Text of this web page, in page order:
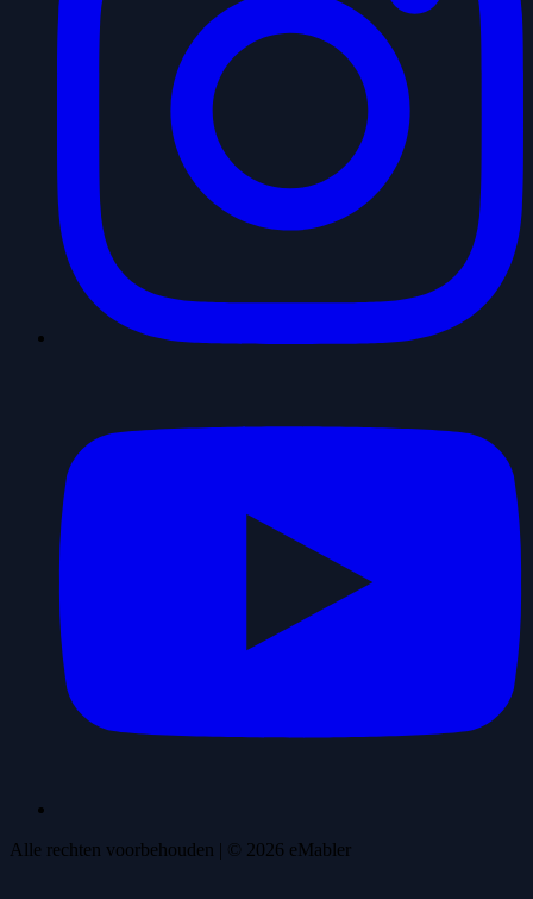
Alle rechten voorbehouden | © 2026 eMabler